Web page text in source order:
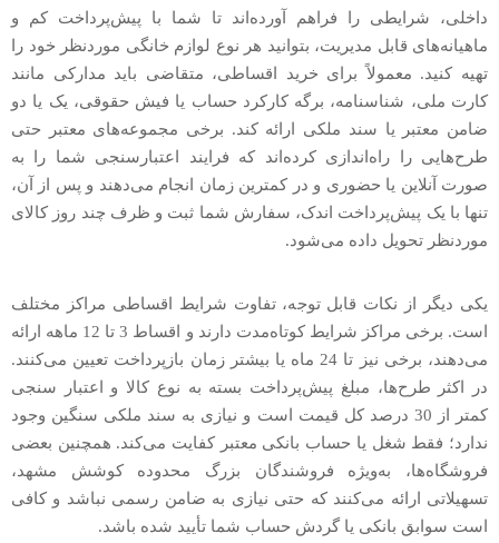
داخلی، شرایطی را فراهم آورده‌اند تا شما با پیش‌پرداخت کم و
ماهیانه‌های قابل مدیریت، بتوانید هر نوع لوازم خانگی موردنظر خود را
تهیه کنید. معمولاً برای خرید اقساطی، متقاضی باید مدارکی مانند
کارت ملی، شناسنامه، برگه کارکرد حساب یا فیش حقوقی، یک یا دو
ضامن معتبر یا سند ملکی ارائه کند. برخی مجموعه‌های معتبر حتی
طرح‌هایی را راه‌اندازی کرده‌اند که فرایند اعتبارسنجی شما را به
صورت آنلاین یا حضوری و در کمترین زمان انجام می‌دهند و پس از آن،
تنها با یک پیش‌پرداخت اندک، سفارش شما ثبت و ظرف چند روز کالای
موردنظر تحویل داده می‌شود.
یکی دیگر از نکات قابل توجه، تفاوت شرایط اقساطی مراکز مختلف
است. برخی مراکز شرایط کوتاه‌مدت دارند و اقساط 3 تا 12 ماهه ارائه
می‌دهند، برخی نیز تا 24 ماه یا بیشتر زمان بازپرداخت تعیین می‌کنند.
در اکثر طرح‌ها، مبلغ پیش‌پرداخت بسته به نوع کالا و اعتبار سنجی
کمتر از 30 درصد کل قیمت است و نیازی به سند ملکی سنگین وجود
ندارد؛ فقط شغل یا حساب‌ بانکی معتبر کفایت می‌کند. همچنین بعضی
فروشگاه‌ها، به‌ویژه فروشندگان بزرگ محدوده کوشش مشهد،
تسهیلاتی ارائه می‌کنند که حتی نیازی به ضامن رسمی نباشد و کافی
است سوابق بانکی یا گردش حساب شما تأیید شده باشد.